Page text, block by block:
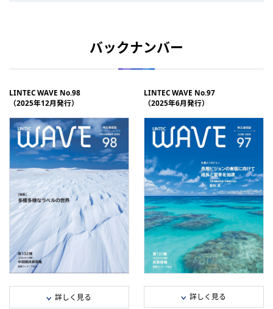
バックナンバー
LINTEC WAVE No.98
（2025年12月発行）
詳しく見る
LINTEC WAVE No.97
（2025年6月発行）
詳しく見る